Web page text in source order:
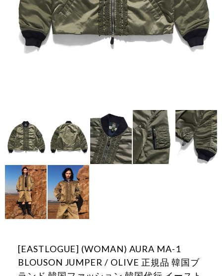
[EASTLOGUE] (WOMAN) AURA MA-1
BLOUSON JUMPER / OLIVE 正規品 韓国ブ